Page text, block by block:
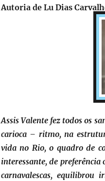
Autoria de Lu Dias
Assis Valente fez todos os
carioca – ritmo, na
vida no Rio, o quadro de
interessante, de
carnavalescas, equilibrou